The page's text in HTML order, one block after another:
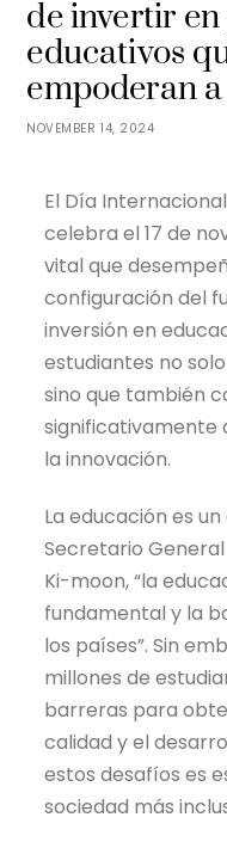
NOVEMBER 14, 2024
de invertir
educativos
empoderan
El Día
celebra el 17 de
vital que
configuración del
inversión en
estudiantes no
sino que también
significativamente
la innovación.
La educación es
Secretario General
Ki-moon, “la
fundamental y la
los países”. Sin
millones de
barreras para
calidad y el
estos desafíos es
sociedad más